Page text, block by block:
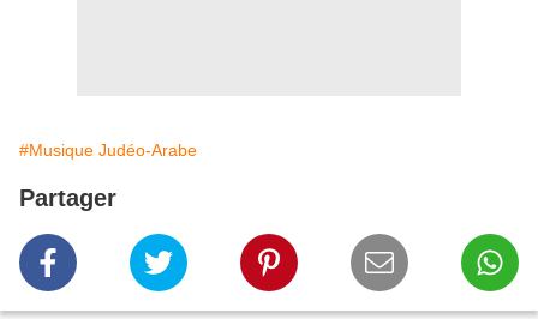
#Musique Judéo-Arabe
Partager